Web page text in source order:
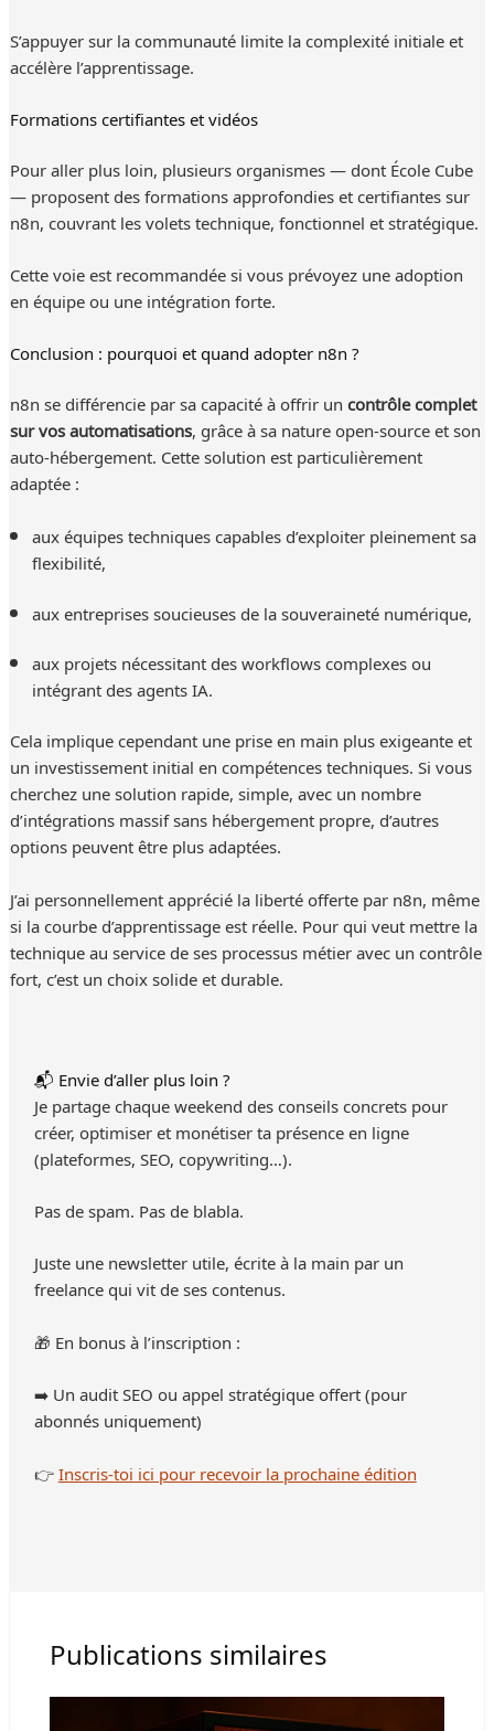
S’appuyer sur la communauté limite la complexité initiale et
accélère l’apprentissage.
Formations certifiantes et vidéos
Pour aller plus loin, plusieurs organismes — dont École Cube
— proposent des formations approfondies et certifiantes sur
n8n, couvrant les volets technique, fonctionnel et stratégique.
Cette voie est recommandée si vous prévoyez une adoption
en équipe ou une intégration forte.
Conclusion : pourquoi et quand adopter n8n ?
n8n se différencie par sa capacité à offrir uncontrôle complet
sur vos automatisations, grâce à sa nature open-source et son
auto-hébergement. Cette solution est particulièrement
adaptée :
aux équipes techniques capables d’exploiter pleinement sa
flexibilité,
aux entreprises soucieuses de la souveraineté numérique,
aux projets nécessitant des workflows complexes ou
intégrant des agents IA.
Cela implique cependant une prise en main plus exigeante et
un investissement initial en compétences techniques. Si vous
cherchez une solution rapide, simple, avec un nombre
d’intégrations massif sans hébergement propre, d’autres
options peuvent être plus adaptées.
J’ai personnellement apprécié la liberté offerte par n8n, même
si la courbe d’apprentissage est réelle. Pour qui veut mettre la
technique au service de ses processus métier avec un contrôle
fort, c’est un choix solide et durable.
📬 Envie d’aller plus loin ?
Je partage chaque weekend des conseils concrets pour
créer, optimiser et monétiser ta présence en ligne
(plateformes, SEO, copywriting…).
Pas de spam. Pas de blabla.
Juste une newsletter utile, écrite à la main par un
freelance qui vit de ses contenus.
🎁 En bonus à l’inscription :
➡️ Un audit SEO ou appel stratégique offert (pour
abonnés uniquement)
👉Inscris-toi ici pour recevoir la prochaine édition
Publications similaires